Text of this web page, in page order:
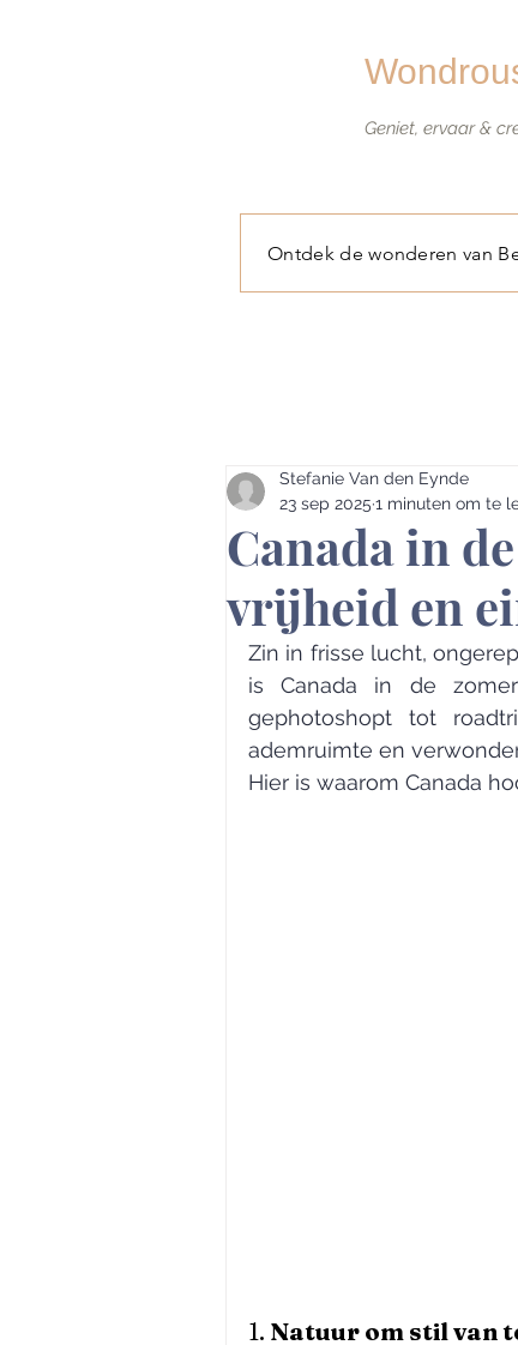
Geniet, ervaar &
Ontdek de wonderen van
Canada in
vrijheid en
Stefanie Van den Eynde
23 sep 2025 1 minuten om te
Zin in frisse lucht,
is Canada in de
gephotoshopt tot
ademruimte en
Hier is waarom Canada
1. Natuur om stil van